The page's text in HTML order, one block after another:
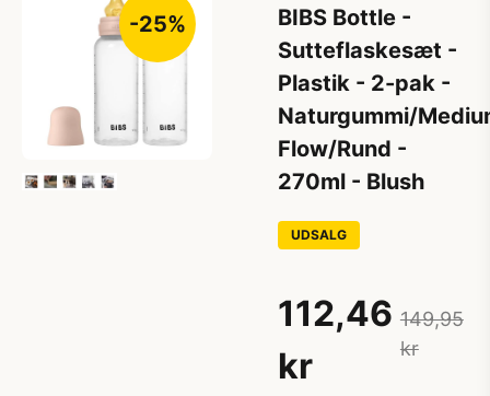
-25%
BIBS Bottle -
Sutteflaskesæt -
Plastik - 2-pak -
Naturgummi/
Flow/Rund -
270ml - Blush
UDSALG
112,46
kr
149,95
kr